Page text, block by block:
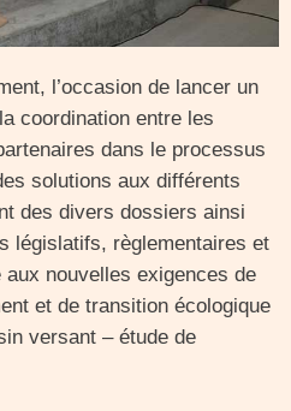
l’occasion de lancer un
coordination entre les
dans le processus
solutions aux différents
des divers dossiers ainsi
législatifs, règlementaires et
nouvelles exigences de
et de transition écologique
versant – étude de